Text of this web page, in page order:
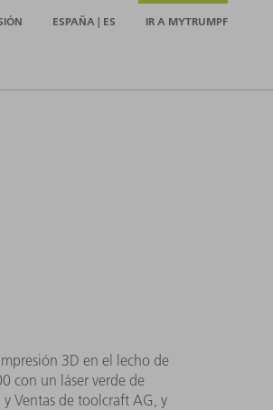
ESPAÑA | ES IR A MYTRUMPF
3D en el lecho de
con un láser verde de
Ventas de toolcraft AG, y